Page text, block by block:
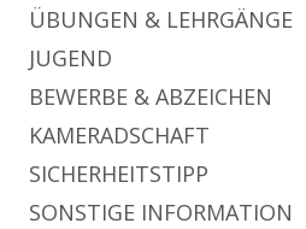
ÜBUNGEN & LEHRGÄNGE
JUGEND
BEWERBE & ABZEICHEN
KAMERADSCHAFT
SICHERHEITSTIPP
SONSTIGE INFORMATION